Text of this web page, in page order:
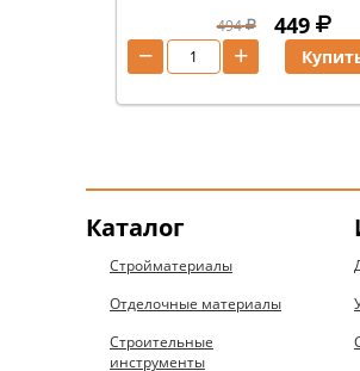
494 449
+
−
Каталог
Стройматериалы
Отделочные материалы
Строительные
инструменты